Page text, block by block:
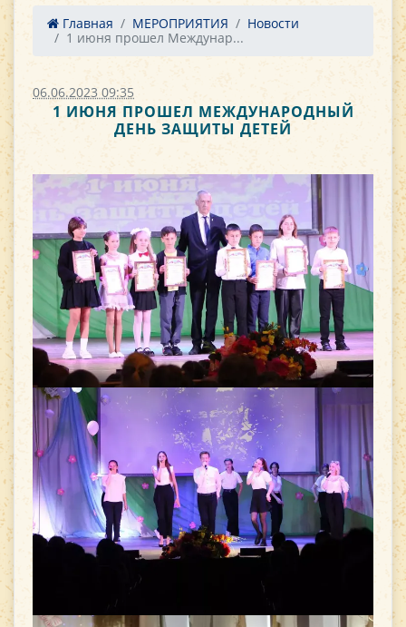
Главная МЕРОПРИЯТИЯ
Новости
1 июня прошел Междунар...
06.06.2023 09:35
1 ИЮНЯ ПРОШЕЛ МЕЖДУНАРОДНЫЙ
ДЕНЬ ЗАЩИТЫ ДЕТЕЙ